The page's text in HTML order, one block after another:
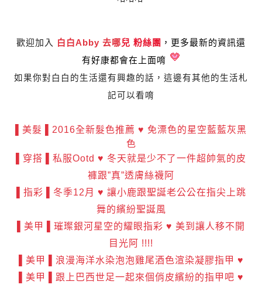
歡迎加入 白白Abby 去哪兒 粉絲團 ，更多最新的資訊還
有好康都會在上面唷
如果你對白白的生活還有興趣的話，這邊有其他的生活札
記可以看唷
▌美髮 ▌2016全新髮色推薦 ♥ 免漂色的星空藍藍灰黑
色
▌穿搭 ▌私服Ootd ♥ 冬天就是少不了一件超帥氣的皮
褲跟”真”透膚絲襪阿
▌指彩 ▌冬季12月 ♥ 讓小鹿跟聖誕老公公在指尖上跳
舞的繽紛聖誕風
▌美甲 ▌璀璨銀河星空的耀眼指彩 ♥ 美到讓人移不開
目光阿 !!!!
▌美甲 ▌‎浪漫海洋水染泡泡雞尾酒色渲染凝膠指甲‬ ♥
▌美甲 ▌跟上巴西世足一起來個俏皮繽紛的指甲吧 ♥